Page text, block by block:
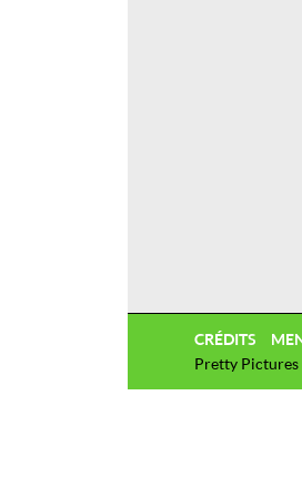
CRÉDITS
Pretty Pictures